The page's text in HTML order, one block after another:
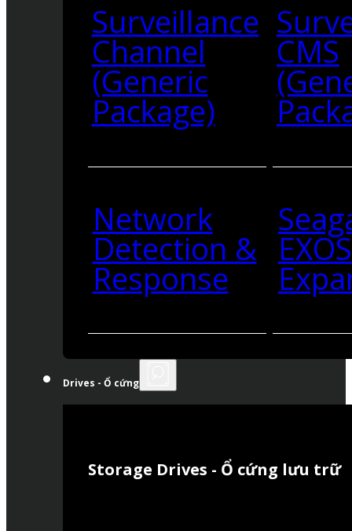
Surveillance
Channel
(Generic
Package)
CMS
Network
Detection &
Response
EXOS
Drives - Ổ cứng
Storage Drives - Ổ cứng lưu trữ